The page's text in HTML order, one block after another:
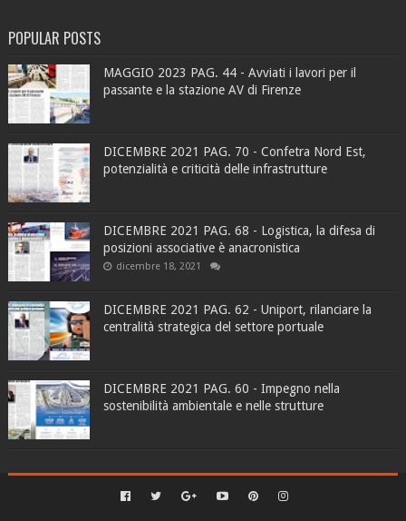
POPULAR POSTS
MAGGIO 2023 PAG. 44 - Avviati i lavori per il
passante e la stazione AV di Firenze
DICEMBRE 2021 PAG. 70 - Confetra Nord Est,
potenzialità e criticità delle infrastrutture
DICEMBRE 2021 PAG. 68 - Logistica, la difesa di
posizioni associative è anacronistica
dicembre 18, 2021
DICEMBRE 2021 PAG. 62 - Uniport, rilanciare la
centralità strategica del settore portuale
DICEMBRE 2021 PAG. 60 - Impegno nella
sostenibilità ambientale e nelle strutture